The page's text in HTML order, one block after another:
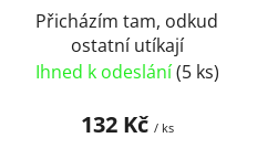
Přicházím tam, odkud
ostatní utíkají
Ihned k odeslání(5 ks)
132 Kč / ks